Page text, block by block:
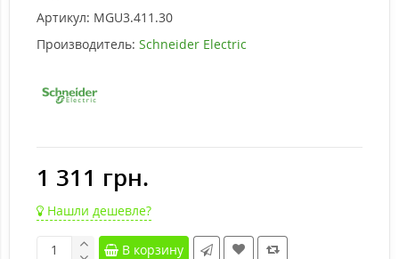
Артикул: MGU3.411.30
Производитель: Schneider Electric
1 311 грн.
Нашли дешевле?
В корзину